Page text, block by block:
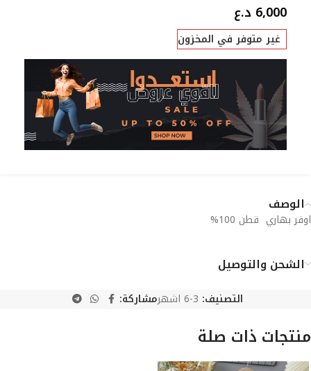
6,000 د.ع
غير متوفر في المخزون
الوصف
اوفر بهاري قطن 100%
الشحن والتوصيل
التصنيف: 3-6 اشهر مشاركة:
منتجات ذات صلة